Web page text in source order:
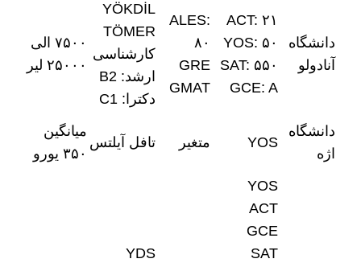
دانشگاه
آنادولو
ACT: ۲۱
YOS: ۵۰
SAT: ۵۵۰
GCE: A
ALES:
۸۰
GRE
GMAT
YÖKDİL
TÖMER
کارشناسی
ارشد: B2
دکترا: C1
۷۵۰۰ الی
۲۵۰۰۰ لیر
دانشگاه
اژه
YOS متغیر تافل آیلتس
میانگین
۳۵۰ یورو
YOS
ACT
GCE
SAT
YDS